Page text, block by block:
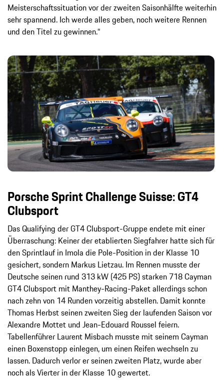
Meisterschaftssituation vor der zweiten Saisonhälfte weiterhin
sehr spannend. Ich werde alles geben, noch weitere Rennen
und den Titel zu gewinnen.“
Porsche Sprint Challenge Suisse: GT4
Clubsport
Das Qualifying der GT4 Clubsport-Gruppe endete mit einer
Überraschung: Keiner der etablierten Siegfahrer hatte sich für
den Sprintlauf in Imola die Pole-Position in der Klasse 10
gesichert, sondern Markus Lietzau. Im Rennen musste der
Deutsche seinen rund 313 kW (425 PS) starken 718 Cayman
GT4 Clubsport mit Manthey-Racing-Paket allerdings schon
nach zehn von 14 Runden vorzeitig abstellen. Damit konnte
Thomas Herbst seinen zweiten Sieg der laufenden Saison vor
Alexandre Mottet und Jean-Edouard Roussel feiern.
Tabellenführer Laurent Misbach musste mit seinem Cayman
einen Boxenstopp einlegen, um einen Reifen wechseln zu
lassen. Dadurch verlor er seinen zweiten Platz, wurde aber
noch als Vierter in der Klasse 10 gewertet.